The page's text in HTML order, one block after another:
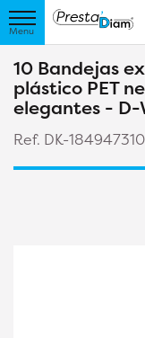
10 Bandejas
plástico PET
elegantes - D-
Ref. DK-